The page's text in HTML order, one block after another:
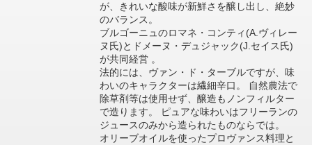
が、きれいな酸味が新鮮さを醸し出し、絶妙
のバランス。
ブルゴーニュのロマネ・コンティ(A.ヴィレー
ヌ氏)とドメーヌ・デュジャック(J.セイス氏)
が共同経営 。
法的には、ヴァン・ド・ターブルですが、味
わいのキャラクターは繊細辛口。 自然農法で
除草剤等は使用せず、醸造もノンフィルター
で造ります。 ピュアな味わいはフリーランの
ジュースのみから造られたものならでは。
オリーブオイルを使ったプロヴァンス料理と